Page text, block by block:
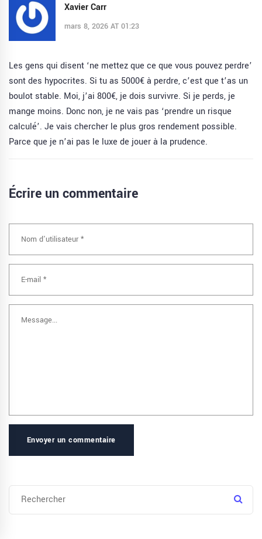
Xavier Carr
mars 8, 2026 AT 01:23
Les gens qui disent ‘ne mettez que ce que vous pouvez perdre’
sont des hypocrites. Si tu as 5000€ à perdre, c’est que t’as un
boulot stable. Moi, j’ai 800€, je dois survivre. Si je perds, je
mange moins. Donc non, je ne vais pas ‘prendre un risque
calculé’. Je vais chercher le plus gros rendement possible.
Parce que je n’ai pas le luxe de jouer à la prudence.
Écrire un commentaire
Envoyer un commentaire